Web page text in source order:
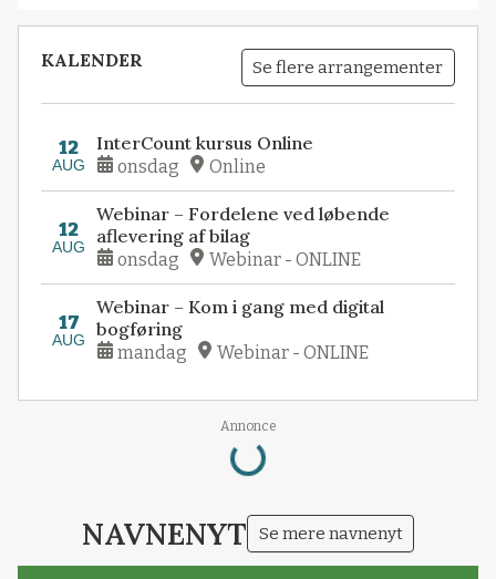
KALENDER Se flere arrangementer
12
AUG
InterCount kursus Online
onsdag Online
12
AUG
Webinar – Fordelene ved løbende
aflevering af bilag
onsdag Webinar - ONLINE
17
AUG
Webinar – Kom i gang med digital
bogføring
mandag Webinar - ONLINE
Annonce
Loading...
NAVNENYT Se mere navnenyt